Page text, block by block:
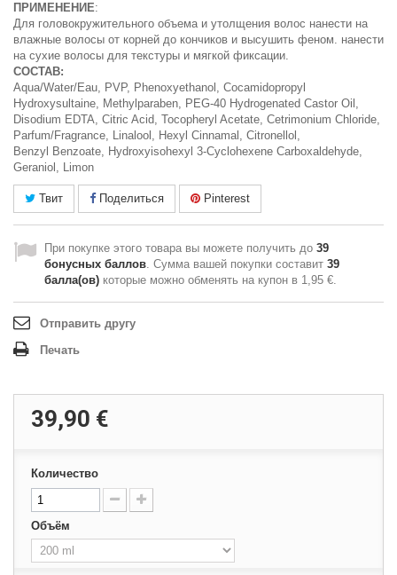
ПРИМЕНЕНИЕ:
Для головокружительного объема и утолщения волос нанести на
влажные волосы от корней до кончиков и высушить феном. нанести
на сухие волосы для текстуры и мягкой фиксации.
СОСТАВ:
Aqua/Water/Eau, PVP, Phenoxyethanol, Cocamidopropyl
Hydroxysultaine, Methylparaben, PEG-40 Hydrogenated Castor Oil,
Disodium EDTA, Citric Acid, Tocopheryl Acetate, Cetrimonium Chloride,
Parfum/Fragrance, Linalool, Hexyl Cinnamal, Citronellol,
Benzyl Benzoate, Hydroxyisohexyl 3-Cyclohexene Carboxaldehyde,
Geraniol, Limon
Твит Поделиться Pinterest
При покупке этого товара вы можете получить до 39
бонусных баллов. Сумма вашей покупки составит 39
балла(ов) которые можно обменять на купон в 1,95 €.
Отправить другу
Печать
39,90 €
Количество
Объём